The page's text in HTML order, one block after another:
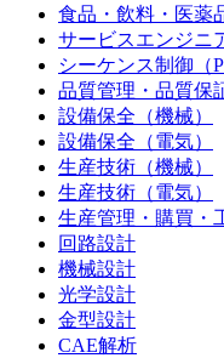
食品・飲料・医薬
サービスエンジニ
シーケンス制御（
品質管理・品質保
設備保全（機械）
設備保全（電気）
生産技術（機械）
生産技術（電気）
生産管理・購買・
回路設計
機械設計
光学設計
金型設計
CAE解析